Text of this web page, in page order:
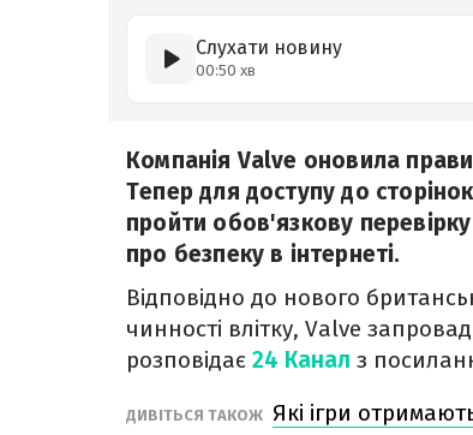
Слухати новину
00:50 хв
Компанія Valve оновила
Тепер для доступу до
пройти обов'язкову
про безпеку в інтернеті.
Відповідно до нового
чинності влітку, Valve
розповідає 24 Канал з
ДИВІТЬСЯ ТАКОЖ Які ігри